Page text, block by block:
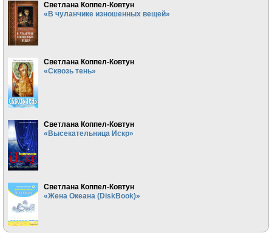
Светлана Коппел-Ковтун
«В чуланчике изношенных вещей»
Светлана Коппел-Ковтун
«Сквозь тень»
Светлана Коппел-Ковтун
«Высекательница Искр»
Светлана Коппел-Ковтун
«Жена Океана (DiskBook)»